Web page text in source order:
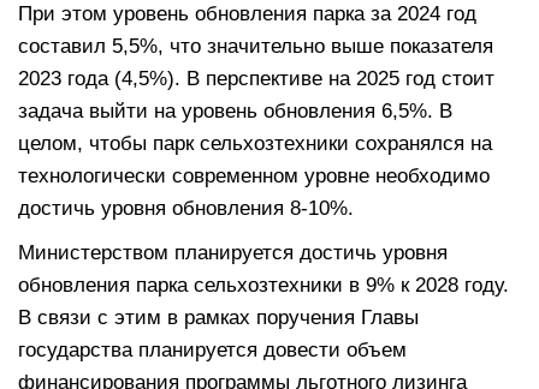
При этом уровень обновления парка за 2024 год
составил 5,5%, что значительно выше показателя
2023 года (4,5%). В перспективе на 2025 год стоит
задача выйти на уровень обновления 6,5%. В
целом, чтобы парк сельхозтехники сохранялся на
технологически современном уровне необходимо
достичь уровня обновления 8-10%.
Министерством планируется достичь уровня
обновления парка сельхозтехники в 9% к 2028 году.
В связи с этим в рамках поручения Главы
государства планируется довести объем
финансирования программы льготного лизинга